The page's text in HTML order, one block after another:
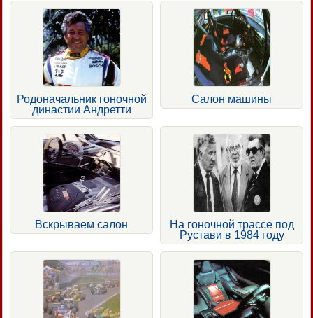
Родоначальник гоночной
династии Андретти
Салон машины
Вскрываем салон
На гоночной трассе под
Рустави в 1984 году